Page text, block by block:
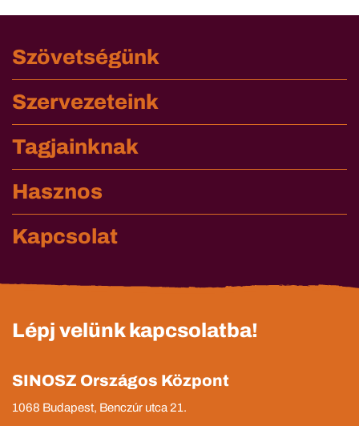
Szövetségünk
Szervezeteink
Tagjainknak
Hasznos
Kapcsolat
Lépj velünk kapcsolatba!
SINOSZ Országos Központ
1068 Budapest, Benczúr utca 21.